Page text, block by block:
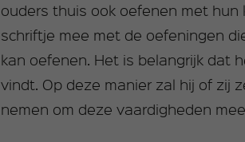
ouders thuis ook oefenen met hun
schriftje mee met de oefeningen
kan oefenen. Het is belangrijk dat
vindt. Op deze manier zal hij of zij
nemen om deze vaardigheden